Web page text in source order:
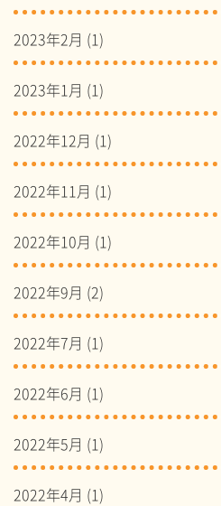
2023年2月 (1)
2023年1月 (1)
2022年12月 (1)
2022年11月 (1)
2022年10月 (1)
2022年9月 (2)
2022年7月 (1)
2022年6月 (1)
2022年5月 (1)
2022年4月 (1)